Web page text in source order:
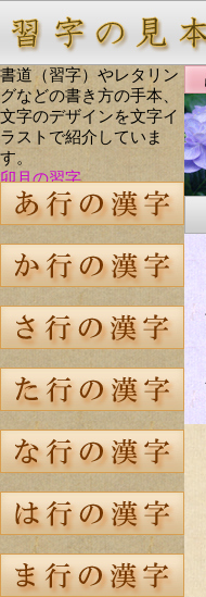
書道（習字）やレタリン
グなどの書き方の手本、
文字のデザインを文字イ
ラストで紹介していま
す。
卯月の習字